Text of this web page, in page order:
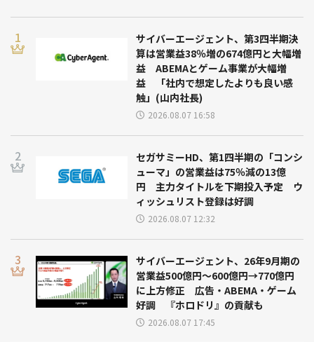
サイバーエージェント、第3四半期決
算は営業益38％増の674億円と大幅増
益 ABEMAとゲーム事業が大幅増
益 「社内で想定したよりも良い感
触」(山内社長)
2026.08.07 16:58
セガサミーHD、第1四半期の「コンシ
ューマ」の営業益は75％減の13億
円 主力タイトルを下期投入予定 ウ
ィッシュリスト登録は好調
2026.08.07 12:32
サイバーエージェント、26年9月期の
営業益500億円～600億円→770億円
に上方修正 広告・ABEMA・ゲーム
好調 『ホロドリ』の貢献も
2026.08.07 17:45